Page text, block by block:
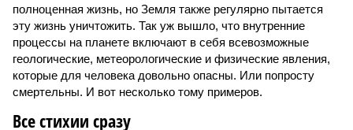
полноценная жизнь, но Земля также регулярно пытается
эту жизнь уничтожить. Так уж вышло, что внутренние
процессы на планете включают в себя всевозможные
геологические, метеорологические и физические явления,
которые для человека довольно опасны. Или попросту
смертельны. И вот несколько тому примеров.
Все стихии сразу